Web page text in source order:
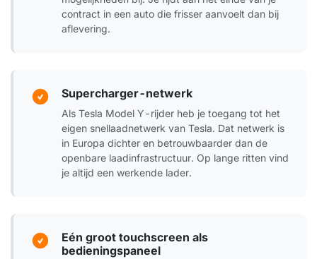
contract in een auto die frisser aanvoelt dan bij
aflevering.
Supercharger-netwerk
Als Tesla Model Y-rijder heb je toegang tot het
eigen snellaadnetwerk van Tesla. Dat netwerk is
in Europa dichter en betrouwbaarder dan de
openbare laadinfrastructuur. Op lange ritten vind
je altijd een werkende lader.
Eén groot touchscreen als
bedieningspaneel